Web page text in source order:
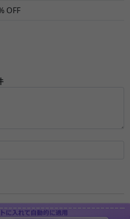
OFF